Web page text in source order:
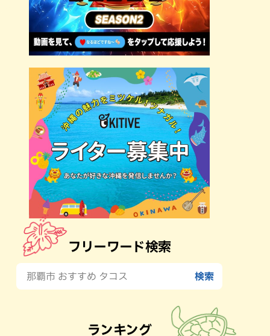
フリーワード検索
ランキング